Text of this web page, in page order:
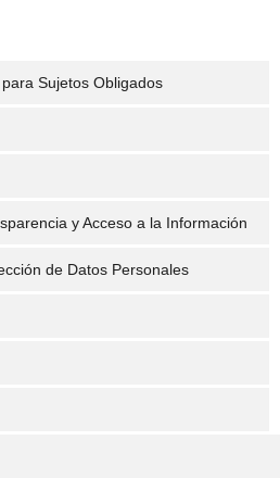
Sujetos Obligados
y Acceso a la Información
de Datos Personales